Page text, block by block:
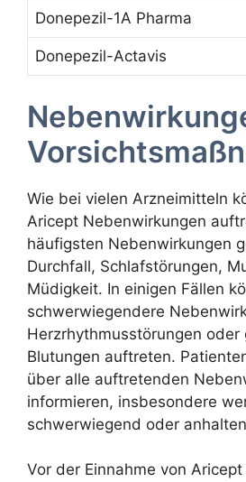
Donepezil-1A Pharma
Donepezil-Actavis
Wie bei vielen Arzneimitteln
Aricept Nebenwirkungen
häufigsten Nebenwirkungen
Durchfall, Schlafstörungen,
Müdigkeit. In einigen Fällen
schwerwiegendere
Herzrhythmusstörungen oder
Blutungen auftreten.
über alle auftretenden
informieren, insbesondere
schwerwiegend oder
Vor der Einnahme von